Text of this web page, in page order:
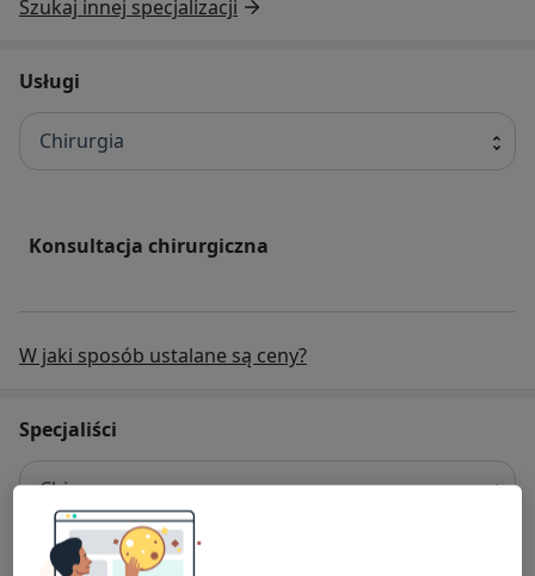
Szukaj innej specjalizacji
Usługi
Chirurgia
Konsultacja chirurgiczna
W jaki sposób ustalane są ceny?
Specjaliści
Chirurg